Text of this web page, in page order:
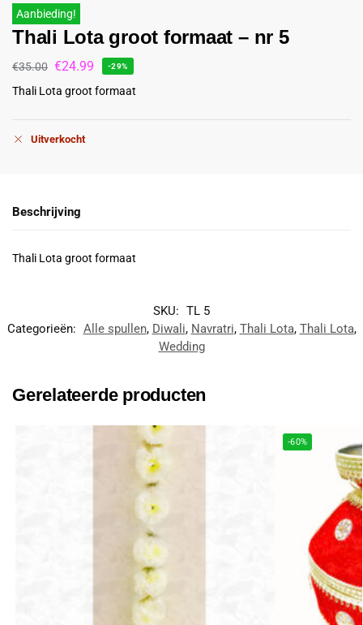
Aanbieding!
Thali Lota groot formaat – nr 5
€35.00 €24.99 -29%
Thali Lota groot formaat
Uitverkocht
Beschrijving
Thali Lota groot formaat
SKU: TL 5
Categorieën: Alle spullen, Diwali, Navratri, Thali Lota, Thali Lota,
Wedding
Gerelateerde producten
-60%